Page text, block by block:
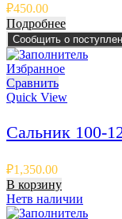
₽450.00
Подробнее
Сообщить о
Избранное
Сравнить
Quick View
Сальник 100-
₽1,350.00
В корзину
Нетв наличии